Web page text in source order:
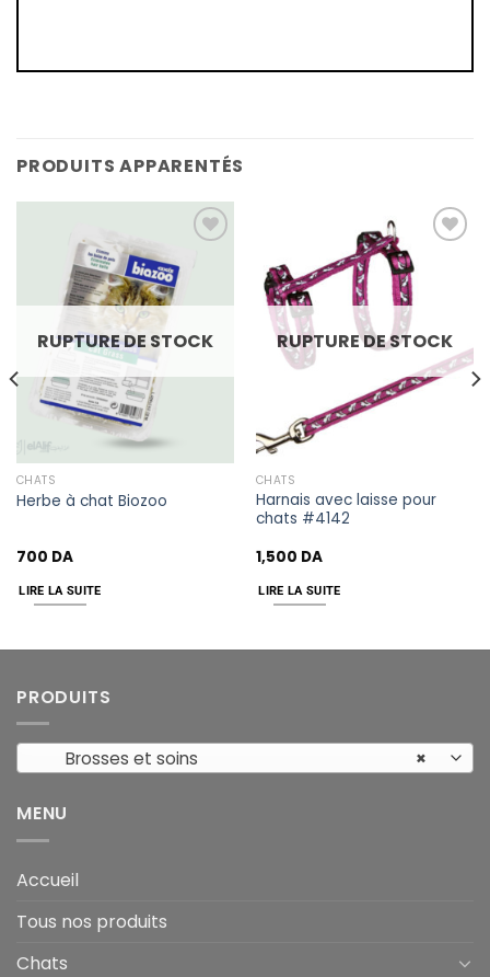
PRODUITS APPARENTÉS
wishlist
RUPTURE DE STOCK
CHATS
Herbe à chat Biozoo
700 DA
LIRE LA SUITE
RUPTURE DE STOCK
CHATS
Harnais avec laisse pour
chats #4142
1,500 DA
LIRE LA SUITE
PRODUITS
×
Brosses et soins
MENU
Accueil
Tous nos produits
Chats